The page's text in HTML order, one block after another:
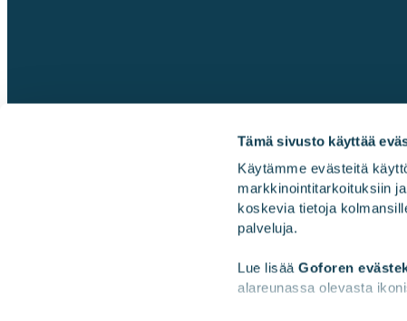
Tämä sivusto käyttää
Käytämme evästeitä
markkinointitarkoituksiin
koskevia tietoja
palveluja.
Lue lisää Goforen
alareunassa olevasta